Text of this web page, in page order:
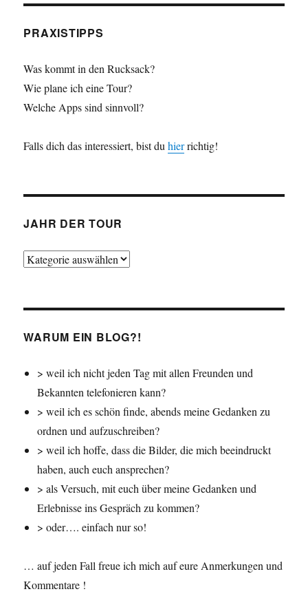
PRAXISTIPPS
Was kommt in den Rucksack?
Wie plane ich eine Tour?
Welche Apps sind sinnvoll?
Falls dich das interessiert, bist duhierrichtig!
JAHR DER TOUR
Jahr
WARUM EIN BLOG?!
> weil ich nicht jeden Tag mit allen Freunden und
Bekannten telefonieren kann?
> weil ich es schön finde, abends meine Gedanken zu
ordnen und aufzuschreiben?
> weil ich hoffe, dass die Bilder, die mich beeindruckt
haben, auch euch ansprechen?
> als Versuch, mit euch über meine Gedanken und
Erlebnisse ins Gespräch zu kommen?
> oder…. einfach nur so!
… auf jeden Fall freue ich mich auf eure Anmerkungen und
Kommentare !